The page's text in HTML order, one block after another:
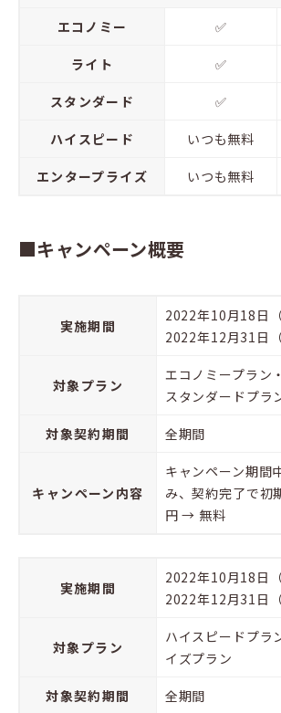
エコノミー ✅
ライト ✅
スタンダード ✅
ハイスピード いつも無料
エンタープライズ いつも無料
■キャンペーン概要
実施期間
2022年10月18日
2022年12月31日
対象プラン
エコノミープラン
スタンダードプラ
対象契約期間 全期間
キャンペーン内容
キャンペーン期間
み、契約完了で初
円 → 無料
実施期間
2022年10月18日
2022年12月31日
対象プラン
ハイスピードプラ
イズプラン
対象契約期間 全期間